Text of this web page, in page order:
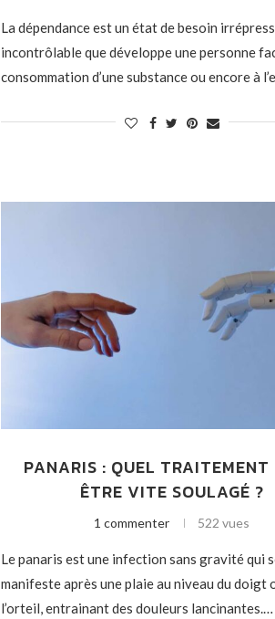
La dépendance est un état de besoin
incontrôlable que développe une personne
consommation d’une substance ou encore à
PANARIS : QUEL TRAITEMENT
ÊTRE VITE SOULAGÉ ?
1 commenter 522 vues
Le panaris est une infection sans gravité qui
manifeste après une plaie au niveau du doigt
l’orteil, entrainant des douleurs lancinantes.…